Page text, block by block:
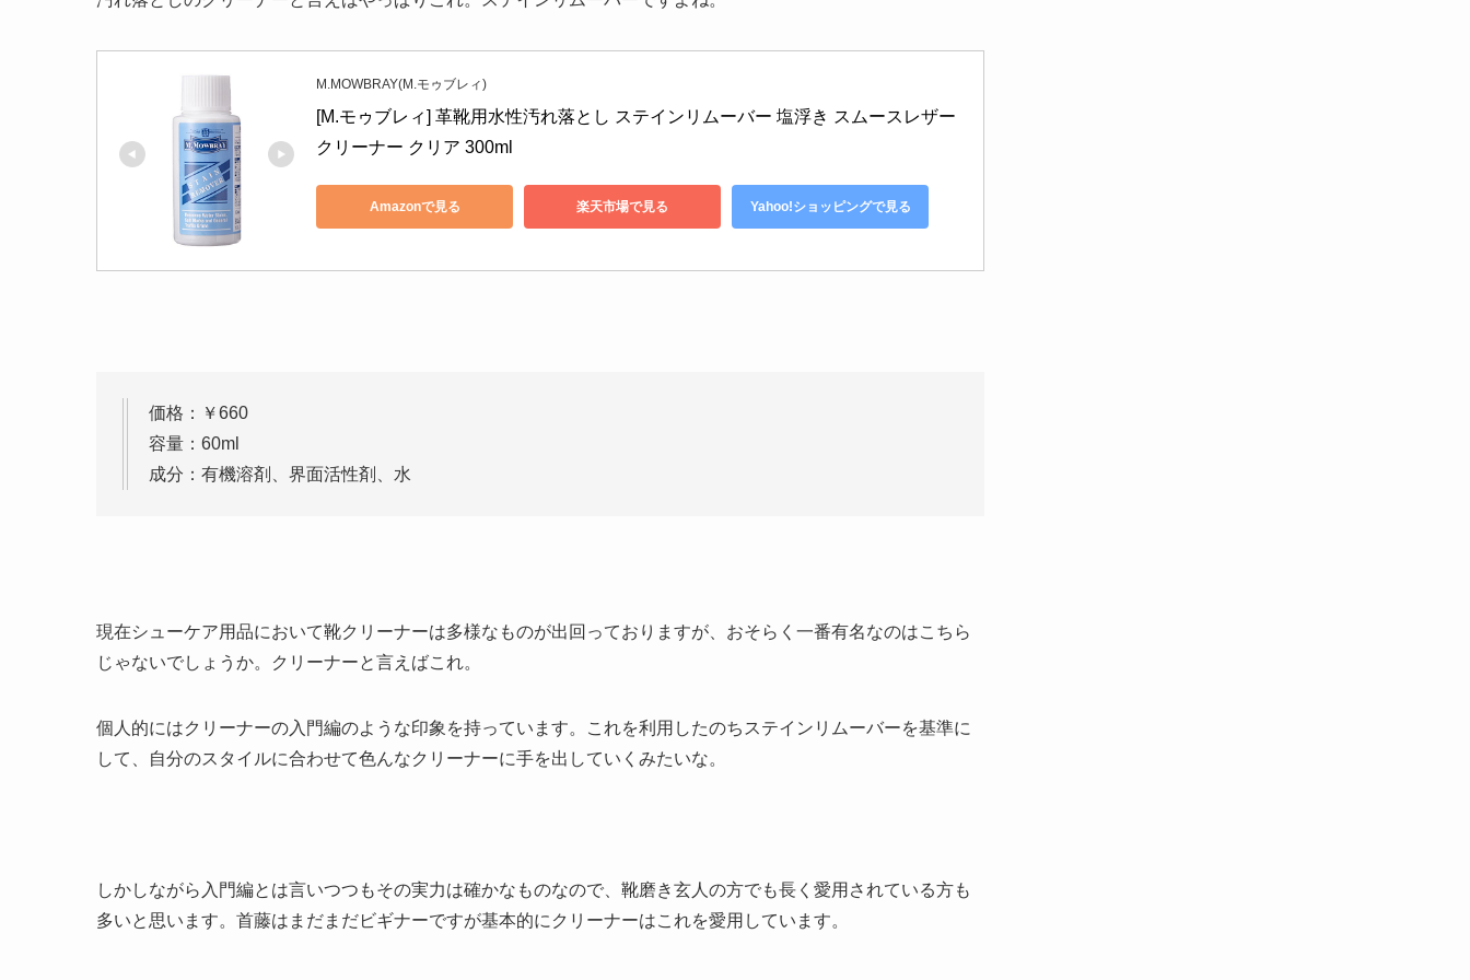
M.MOWBRAY(M.モゥブレィ)
[M.モゥブレィ] 革靴用水性汚れ落とし ステインリムーバー 塩浮き スムースレザー
クリーナー クリア 300ml
Amazonで見る 楽天市場で見る Yahoo!ショッピングで見る
価格：￥660
容量：60ml
成分：有機溶剤、界面活性剤、水
現在シューケア用品において靴クリーナーは多様なものが出回っておりますが、おそらく一番有名なのはこちら
じゃないでしょうか。クリーナーと言えばこれ。
個人的にはクリーナーの入門編のような印象を持っています。これを利用したのちステインリムーバーを基準に
して、自分のスタイルに合わせて色んなクリーナーに手を出していくみたいな。
しかしながら入門編とは言いつつもその実力は確かなものなので、靴磨き玄人の方でも長く愛用されている方も
多いと思います。首藤はまだまだビギナーですが基本的にクリーナーはこれを愛用しています。